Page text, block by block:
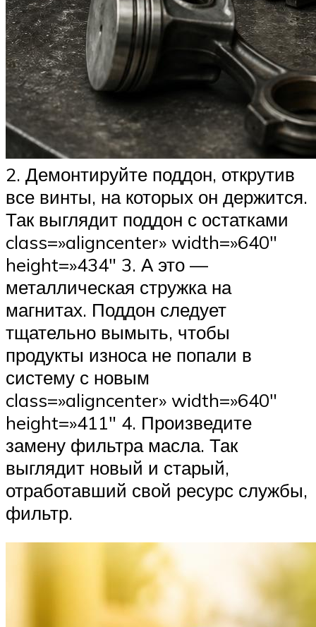
2. Демонтируйте поддон, открутив
все винты, на которых он держится.
Так выглядит поддон с остатками
class=»aligncenter» width=»640″
height=»434″ 3. А это —
металлическая стружка на
магнитах. Поддон следует
тщательно вымыть, чтобы
продукты износа не попали в
систему с новым
class=»aligncenter» width=»640″
height=»411″ 4. Произведите
замену фильтра масла. Так
выглядит новый и старый,
отработавший свой ресурс службы,
фильтр.